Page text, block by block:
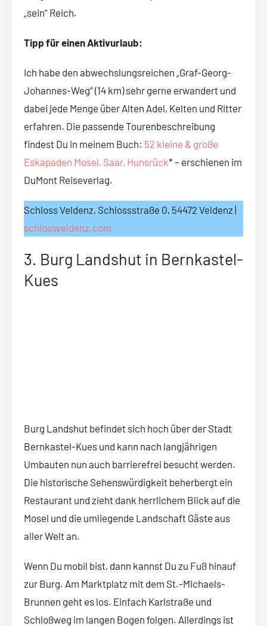
„sein“ Reich.
Tipp für einen Aktivurlaub:
Ich habe den abwechslungsreichen „Graf-Georg-
Johannes-Weg“ (14 km) sehr gerne erwandert und
dabei jede Menge über Alten Adel, Kelten und Ritter
erfahren. Die passende Tourenbeschreibung
findest Du in meinem Buch: 52 kleine & große
Eskapaden Mosel, Saar, Hunsrück* – erschienen im
DuMont Reiseverlag.
Schloss Veldenz, Schlossstraße 0, 54472 Veldenz |
schlossveldenz.com
3. Burg Landshut in Bernkastel-
Kues
Burg Landshut befindet sich hoch über der Stadt
Bernkastel-Kues und kann nach langjährigen
Umbauten nun auch barrierefrei besucht werden.
Die historische Sehenswürdigkeit beherbergt ein
Restaurant und zieht dank herrlichem Blick auf die
Mosel und die umliegende Landschaft Gäste aus
aller Welt an.
Wenn Du mobil bist, dann kannst Du zu Fuß hinauf
zur Burg. Am Marktplatz mit dem St.-Michaels-
Brunnen geht es los. Einfach Karlstraße und
Schloßweg im langen Bogen folgen. Allerdings ist